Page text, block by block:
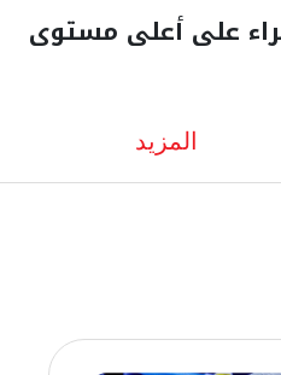
على أعلى مستوى
نحرص على أن يحصل خبراؤنا
المزيد